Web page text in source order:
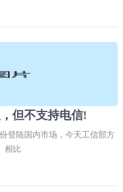
了心思，什么充电宝，快充
但不支持电信!
登陆国内市场，今天工信部方
相比